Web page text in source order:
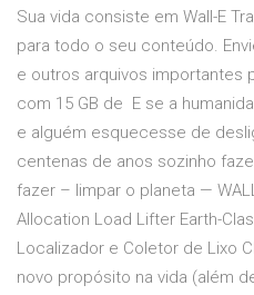
Sua vida consiste em Wall-E
para todo o seu conteúdo.
e outros arquivos importantes
com 15 GB de E se a
e alguém esquecesse de
centenas de anos sozinho
fazer – limpar o planeta —
Allocation Load Lifter Earth-
Localizador e Coletor de Lixo
novo propósito na vida (além